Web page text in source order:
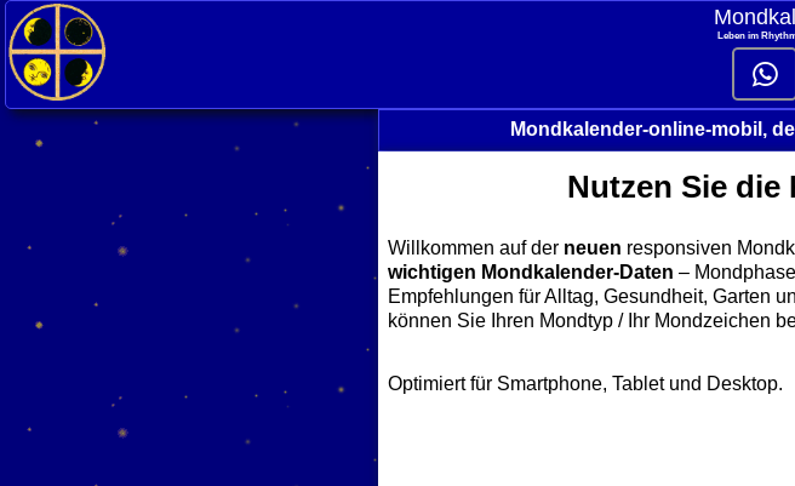
Leben im
Mondkalender-online-mobil,
Nutzen Sie die
Willkommen auf der neuen responsiven
wichtigen Mondkalender‑Daten –
Empfehlungen für Alltag, Gesundheit, Garten
können Sie Ihren Mondtyp / Ihr Mondzeichen
Optimiert für Smartphone, Tablet und Desktop.